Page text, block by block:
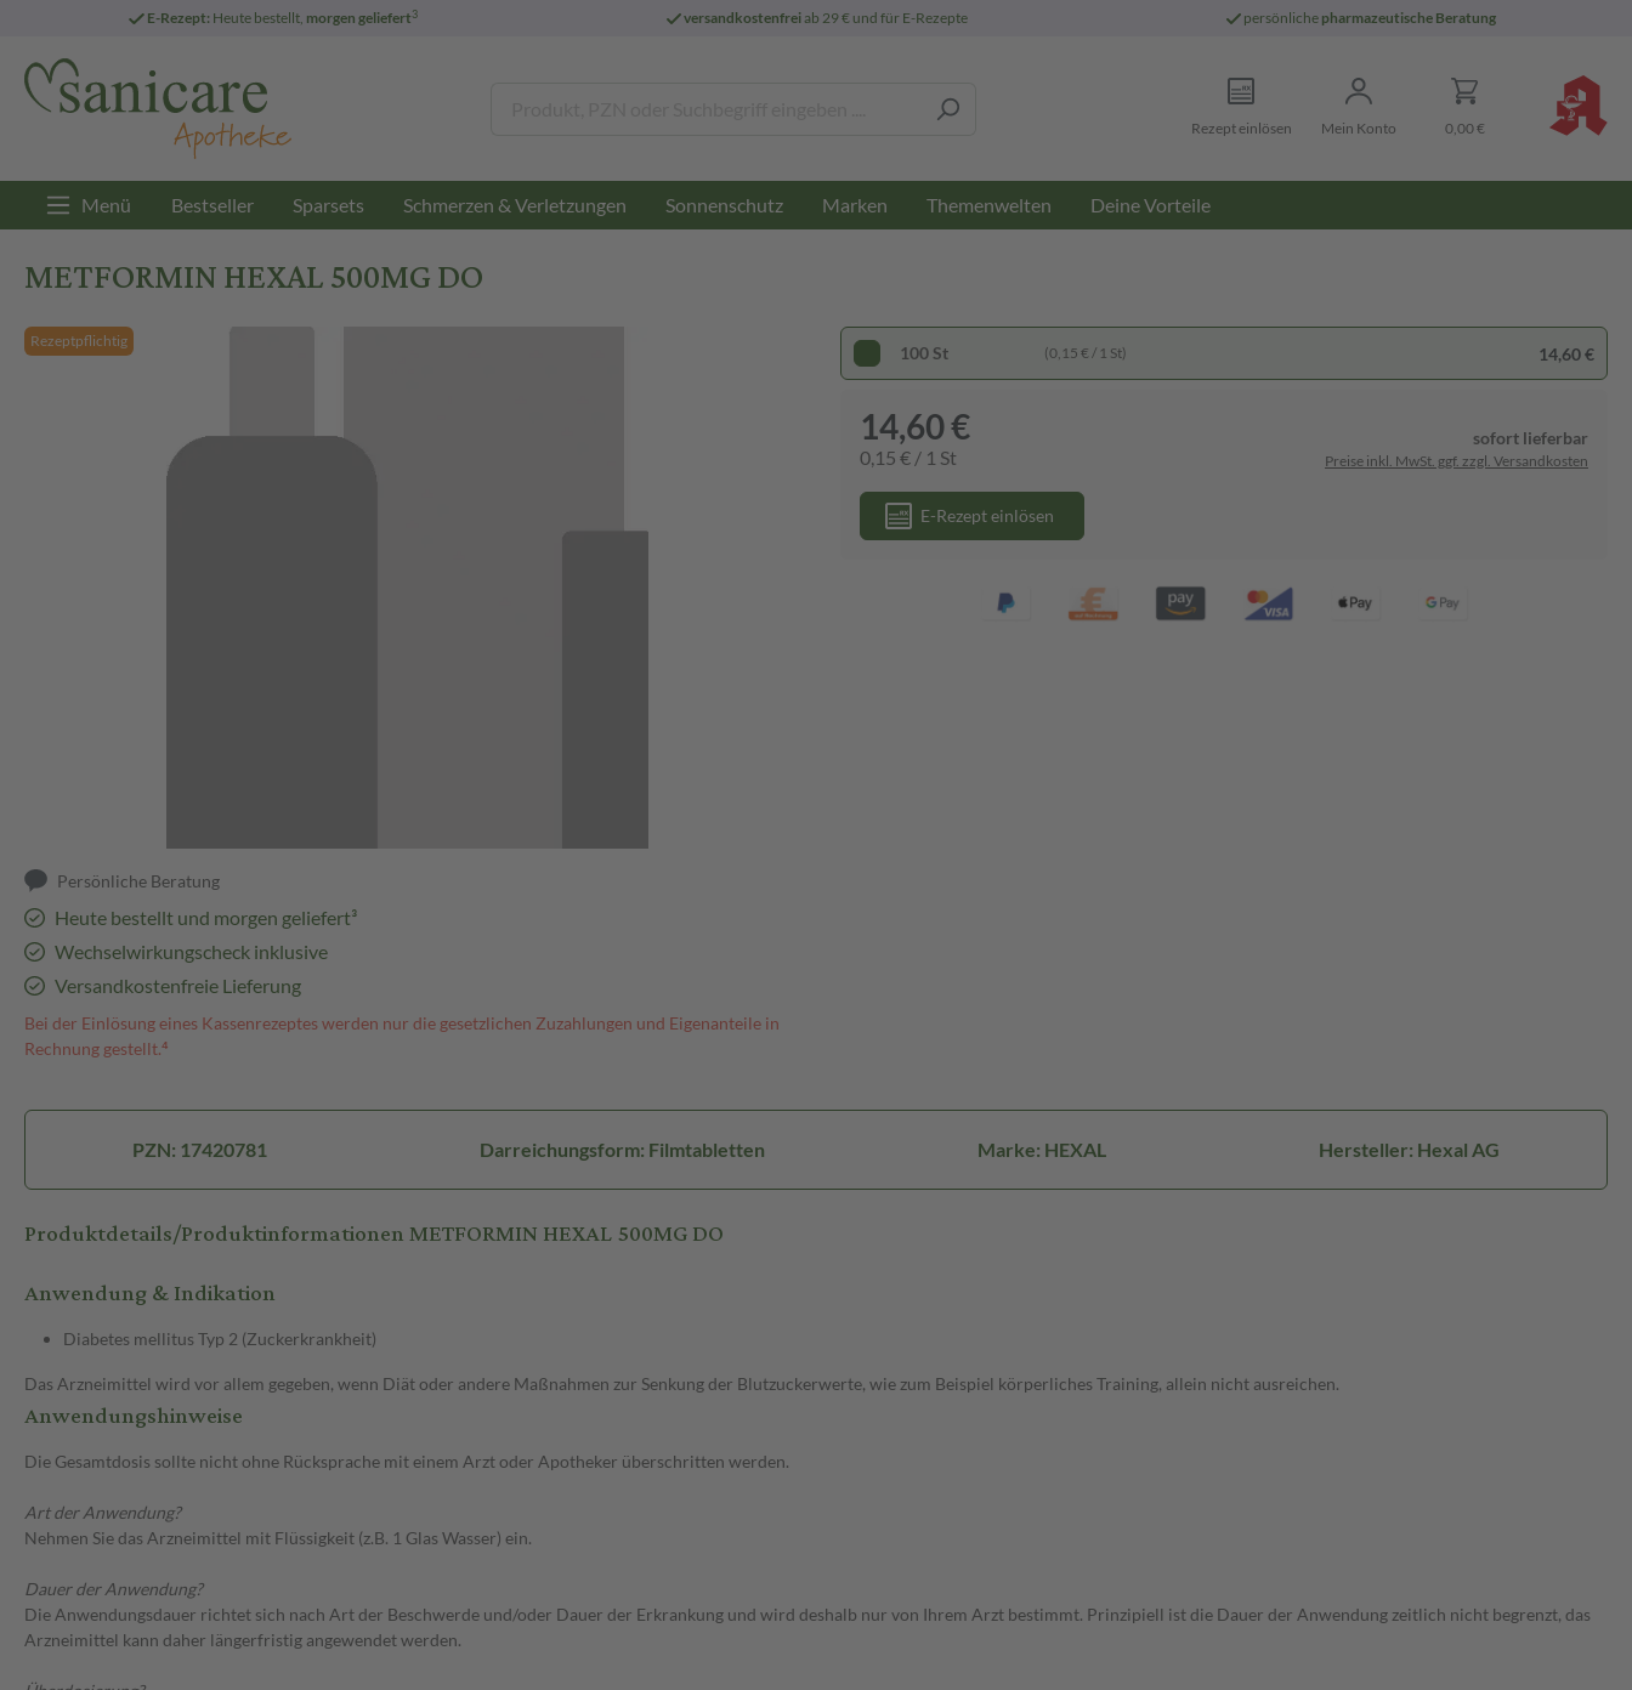
E-Rezept: Heute bestellt, morgen geliefert3 versandkostenfreiab 29 € und für E-Rezepte persönliche pharmazeutische Beratung
Rezept einlösen Mein Konto 0,00 €
Menü Bestseller Sparsets Schmerzen & Verletzungen Sonnenschutz Marken Themenwelten Deine Vorteile
METFORMIN HEXAL 500MG DO
Rezeptpflichtig
Persönliche Beratung
Heute bestellt und morgen geliefert³
Wechselwirkungscheck inklusive
Versandkostenfreie Lieferung
Bei der Einlösung eines Kassenrezeptes werden nur die gesetzlichen Zuzahlungen und Eigenanteile in
Rechnung gestellt.⁴
100 St (0,15 € / 1 St) 14,60 €
14,60 €
0,15 € / 1 St
sofort lieferbar
Preise inkl. MwSt. ggf. zzgl. Versandkosten
E-Rezept einlösen
PZN: 17420781 Darreichungsform: Filmtabletten Marke: HEXAL Hersteller: Hexal AG
Produktdetails/Produktinformationen METFORMIN HEXAL 500MG DO
Anwendung & Indikation
Diabetes mellitus Typ 2 (Zuckerkrankheit)
Das Arzneimittel wird vor allem gegeben, wenn Diät oder andere Maßnahmen zur Senkung der Blutzuckerwerte, wie zum Beispiel körperliches Training, allein nicht ausreichen.
Anwendungshinweise
Die Gesamtdosis sollte nicht ohne Rücksprache mit einem Arzt oder Apotheker überschritten werden.
Art der Anwendung?
Nehmen Sie das Arzneimittel mit Flüssigkeit (z.B. 1 Glas Wasser) ein.
Dauer der Anwendung?
Die Anwendungsdauer richtet sich nach Art der Beschwerde und/oder Dauer der Erkrankung und wird deshalb nur von Ihrem Arzt bestimmt. Prinzipiell ist die Dauer der Anwendung zeitlich nicht begrenzt, das
Arzneimittel kann daher längerfristig angewendet werden.